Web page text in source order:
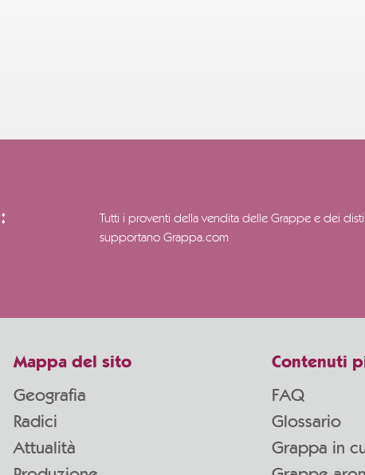
:
Tutti i proventi della vendita delle Grappe e dei
supportano Grappa.com
Mappa del sito
Geografia
Radici
Attualità
Contenuti
FAQ
Glossario
Grappa in